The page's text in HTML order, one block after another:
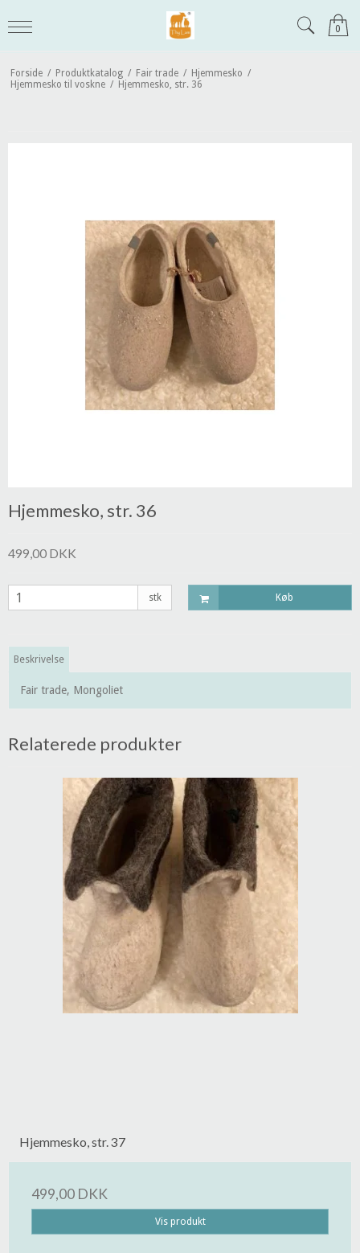
0
Forside / Produktkatalog / Fair trade / Hjemmesko /
Hjemmesko til voskne / Hjemmesko, str. 36
Hjemmesko, str. 36
499,00 DKK
stk Køb
Beskrivelse
Fair trade, Mongoliet
Relaterede produkter
Hjemmesko, str. 37
499,00 DKK
Vis produkt